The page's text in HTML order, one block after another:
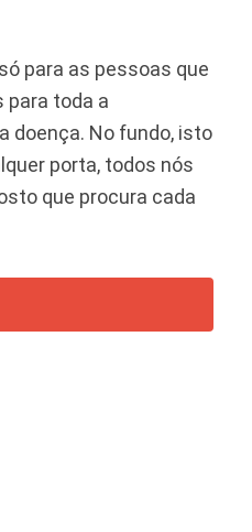
para as pessoas que
para toda a
doença. No fundo, isto
porta, todos nós
que procura cada